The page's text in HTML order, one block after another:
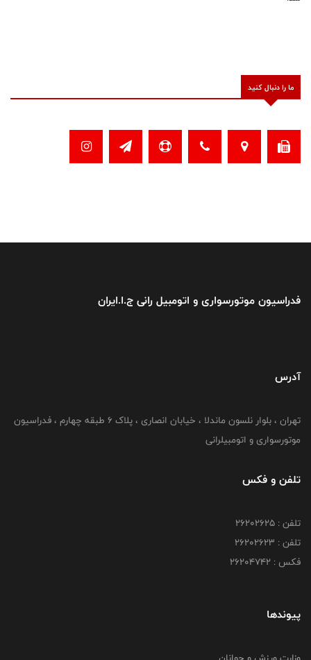
ما را دنبال کنید
فدراسیون موتورسواری و اتومبیل رانی ج.ا.ایران
آدرس
تهران ، بلوار نلسون ماندلا ، خیابان انصاری ، پلاک ۶ طبقه چهارم ، فدراسیون
موتورسواری و اتومبیلرانی
تلفن و فکس
تلفن : ۲۶۲۰۲۶۲۵
تلفن : ۲۶۲۰۲۶۲۳
فکس : ۲۶۲۰۴۷۴۲
پیوندها